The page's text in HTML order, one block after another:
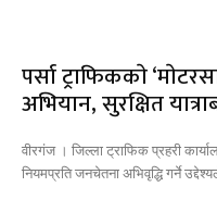
पर्सा ट्राफिककाे
अभियान, सुरक्षित
वीरगंज । जिल्ला ट्राफिक प्रहरी
नियमप्रति जनचेतना अभिवृद्धि गर्ने